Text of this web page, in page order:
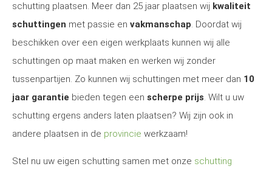
schutting plaatsen. Meer dan 25 jaar plaatsen wij kwaliteit
schuttingen met passie en vakmanschap. Doordat wij
beschikken over een eigen werkplaats kunnen wij alle
schuttingen op maat maken en werken wij zonder
tussenpartijen. Zo kunnen wij schuttingen met meer dan 10
jaar garantie bieden tegen een scherpe prijs. Wilt u uw
schutting ergens anders laten plaatsen? Wij zijn ook in
andere plaatsen in de provincie werkzaam!
Stel nu uw eigen schutting samen met onze schutting